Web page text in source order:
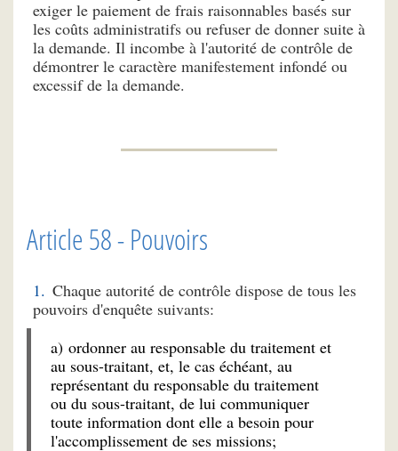
exiger le paiement de frais raisonnables basés sur
les coûts administratifs ou refuser de donner suite à
la demande. Il incombe à l'autorité de contrôle de
démontrer le caractère manifestement infondé ou
excessif de la demande.
Article 58 - Pouvoirs
Chaque autorité de contrôle dispose de tous les
pouvoirs d'enquête suivants:
a) ordonner au responsable du traitement et
au sous-traitant, et, le cas échéant, au
représentant du responsable du traitement
ou du sous-traitant, de lui communiquer
toute information dont elle a besoin pour
l'accomplissement de ses missions;